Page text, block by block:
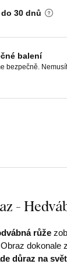
30 dnů
balení
bezpečně.
-
růže
dokonale
důraz na